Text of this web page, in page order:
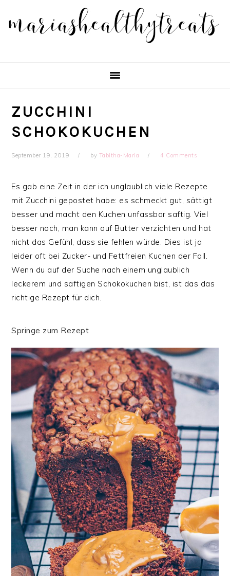
primary
primary
footer
ZUCCHINI
SCHOKOKUCHEN
September 19, 2019 by Tabitha-Maria 4 Comments
Es gab eine Zeit in der ich unglaublich viele Rezepte
mit Zucchini gepostet habe: es schmeckt gut, sättigt
besser und macht den Kuchen unfassbar saftig. Viel
besser noch, man kann auf Butter verzichten und hat
nicht das Gefühl, dass sie fehlen würde. Dies ist ja
leider oft bei Zucker- und Fettfreien Kuchen der Fall.
Wenn du auf der Suche nach einem unglaublich
leckerem und saftigen Schokokuchen bist, ist das das
richtige Rezept für dich.
Springe zum Rezept